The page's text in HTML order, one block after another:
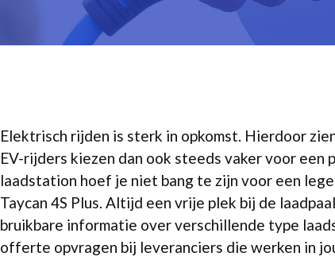
Elektrisch rijden is sterk in opkomst. Hierdoor
EV-rijders kiezen dan ook steeds vaker voor een
laadstation hoef je niet bang te zijn voor een
Taycan 4S Plus. Altijd een vrije plek bij de
bruikbare informatie over verschillende type
offerte opvragen bij leveranciers die werken in